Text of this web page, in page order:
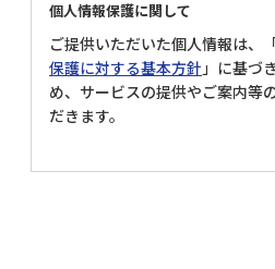
個人情報保護に関して
ご提供いただいた個人情報は、
保護に対する基本方針」に基づ
め、サービスの提供やご案内等
だきます。